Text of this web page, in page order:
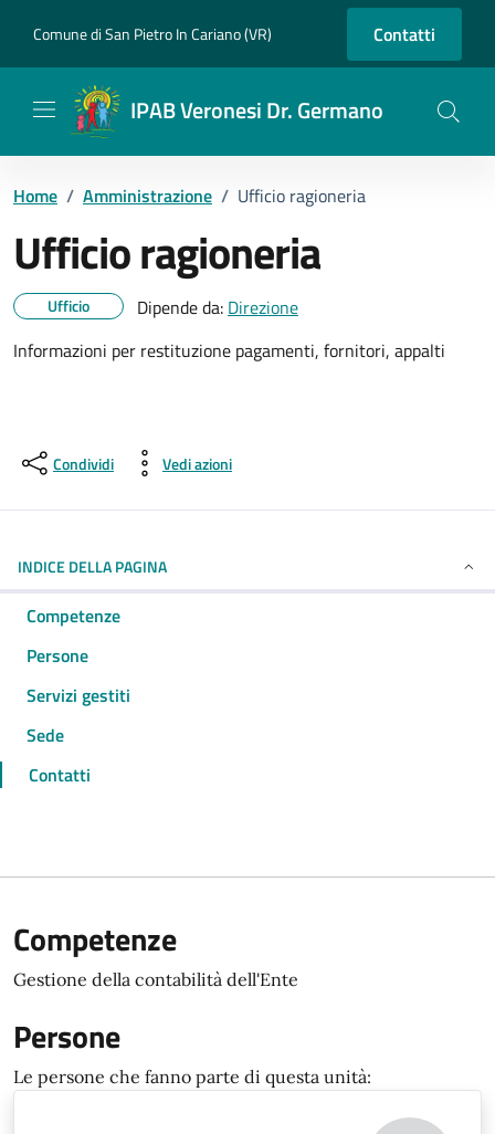
Comune di San Pietro In Cariano (VR) Contatti
IPAB Veronesi Dr. Germano
Home / Amministrazione / Ufficio ragioneria
Ufficio ragioneria
Dettagli dell'unità
Ufficio Dipende da: Direzione
Informazioni per restituzione pagamenti, fornitori, appalti
Condividi Vedi azioni
INDICE DELLA PAGINA
Competenze
Persone
Servizi gestiti
Sede
Contatti
Competenze
Gestione della contabilità dell'Ente
Persone
Le persone che fanno parte di questa unità: